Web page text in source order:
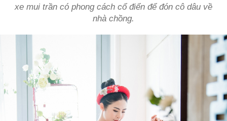
xe mui trần có phong cách cổ điển để đón cô dâu về
nhà chồng.